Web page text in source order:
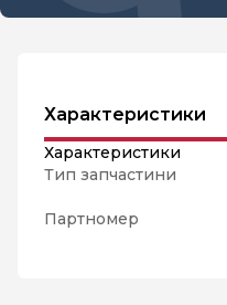
Характеристики
Характеристики
Тип запчастини
Партномер